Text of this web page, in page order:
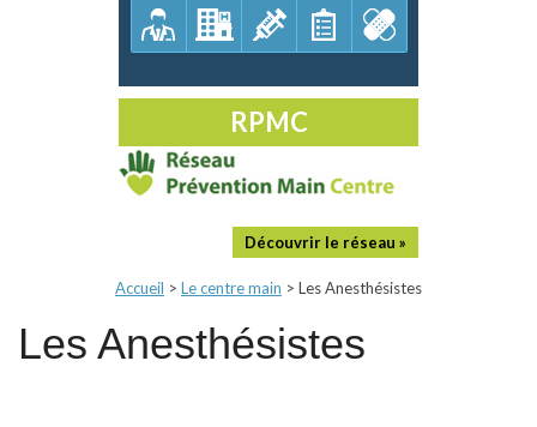
RPMC
Découvrir le réseau »
Accueil > Le centre main > Les Anesthésistes
Les Anesthésistes